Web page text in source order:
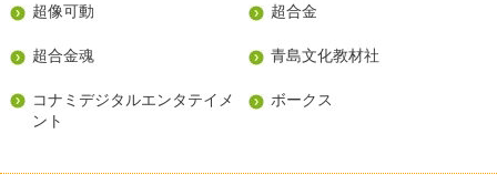
超像可動 超合金
超合金魂 青島文化教材社
コナミデジタルエンタテイメ
ント
ボークス